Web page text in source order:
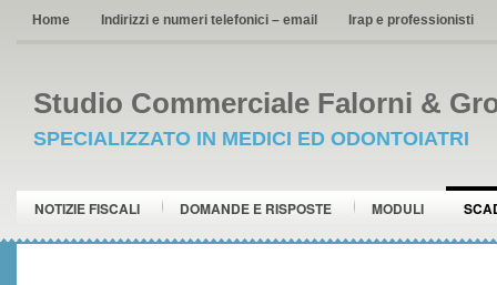
Home Indirizzi e numeri telefonici – email Irap e professionisti
Studio Commerciale Falorni &
SPECIALIZZATO IN MEDICI ED ODONTOIATRI
NOTIZIE FISCALI DOMANDE E RISPOSTE MODULI